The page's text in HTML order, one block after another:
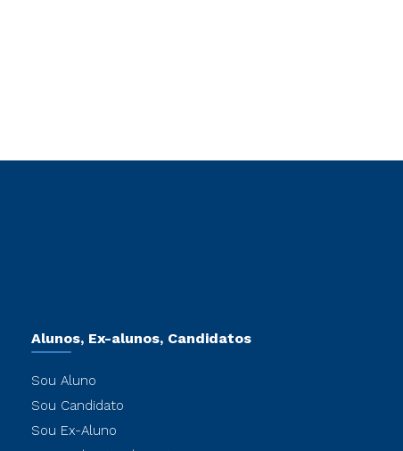
Alunos, Ex-alunos, Candidatos
Sou Aluno
Sou Candidato
Sou Ex-Aluno